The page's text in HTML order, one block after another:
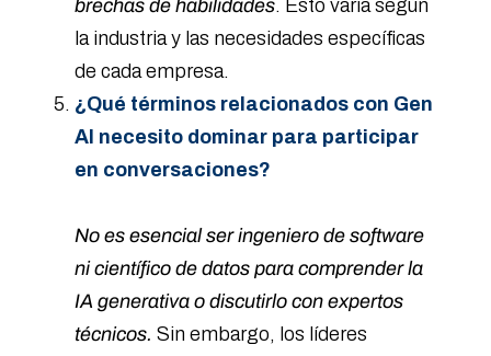
brechas de habilidades. Esto varía según
la industria y las necesidades específicas
de cada empresa.
¿Qué términos relacionados con Gen
AI necesito dominar para participar
en conversaciones?
No es esencial ser ingeniero de software
ni científico de datos para comprender la
IA generativa o discutirlo con expertos
técnicos. Sin embargo, los líderes